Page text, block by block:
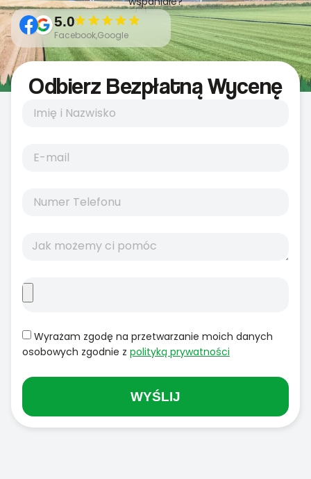
5.0
Facebook,Google
Odbierz Bezpłatną Wycenę
Wyrażam zgodę na przetwarzanie moich danych
osobowych zgodnie z polityką prywatności
WYŚLIJ